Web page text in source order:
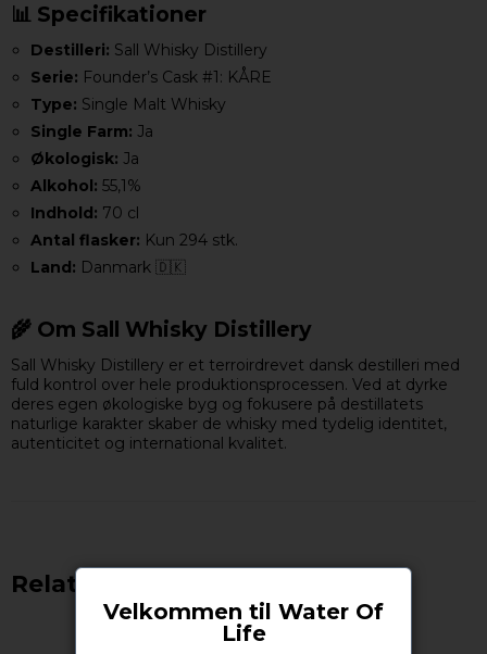
📊 Specifikationer
Destilleri: Sall Whisky Distillery
Serie: Founder’s Cask #1: KÅRE
Type: Single Malt Whisky
Single Farm: Ja
Økologisk: Ja
Alkohol: 55,1%
Indhold: 70 cl
Antal flasker: Kun 294 stk.
Land: Danmark 🇩🇰
🌾 Om Sall Whisky Distillery
Sall Whisky Distillery er et terroirdrevet dansk destilleri med
fuld kontrol over hele produktionsprocessen. Ved at dyrke
deres egen økologiske byg og fokusere på destillatets
naturlige karakter skaber de whisky med tydelig identitet,
autenticitet og international kvalitet.
Relaterede produkter
Velkommen til Water Of
Life